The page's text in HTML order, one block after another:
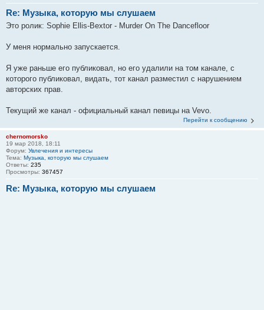
Re: Музыка, которую мы слушаем
Это ролик: Sophie Ellis-Bextor - Murder On The Dancefloor
У меня нормально запускается.
Я уже раньше его публиковал, но его удалили на том канале, с
которого публиковал, видать, тот канал разместил с нарушением
авторских прав.
Текущий же канал - официальный канал певицы на Vevo.
Перейти к сообщению
chernomorsko
19 мар 2018, 18:11
Форум: Увлечения и интересы
Тема: Музыка, которую мы слушаем
Ответы: 235
Просмотры: 367457
Re: Музыка, которую мы слушаем